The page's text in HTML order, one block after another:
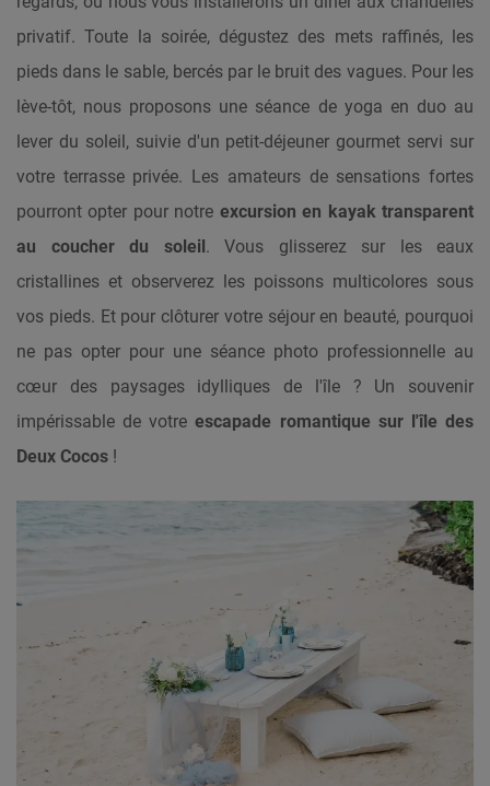
privatif. Toute la soirée, dégustez des mets raffinés, les
pieds dans le sable, bercés par le bruit des vagues. Pour les
lève-tôt, nous proposons une séance de yoga en duo au
lever du soleil, suivie d'un petit-déjeuner gourmet servi sur
votre terrasse privée. Les amateurs de sensations fortes
pourront opter pour notre excursion en kayak transparent
au coucher du soleil. Vous glisserez sur les eaux
cristallines et observerez les poissons multicolores sous
vos pieds. Et pour clôturer votre séjour en beauté, pourquoi
ne pas opter pour une séance photo professionnelle au
cœur des paysages idylliques de l'île ? Un souvenir
impérissable de votreescapade romantique sur l'île des
Deux Cocos !